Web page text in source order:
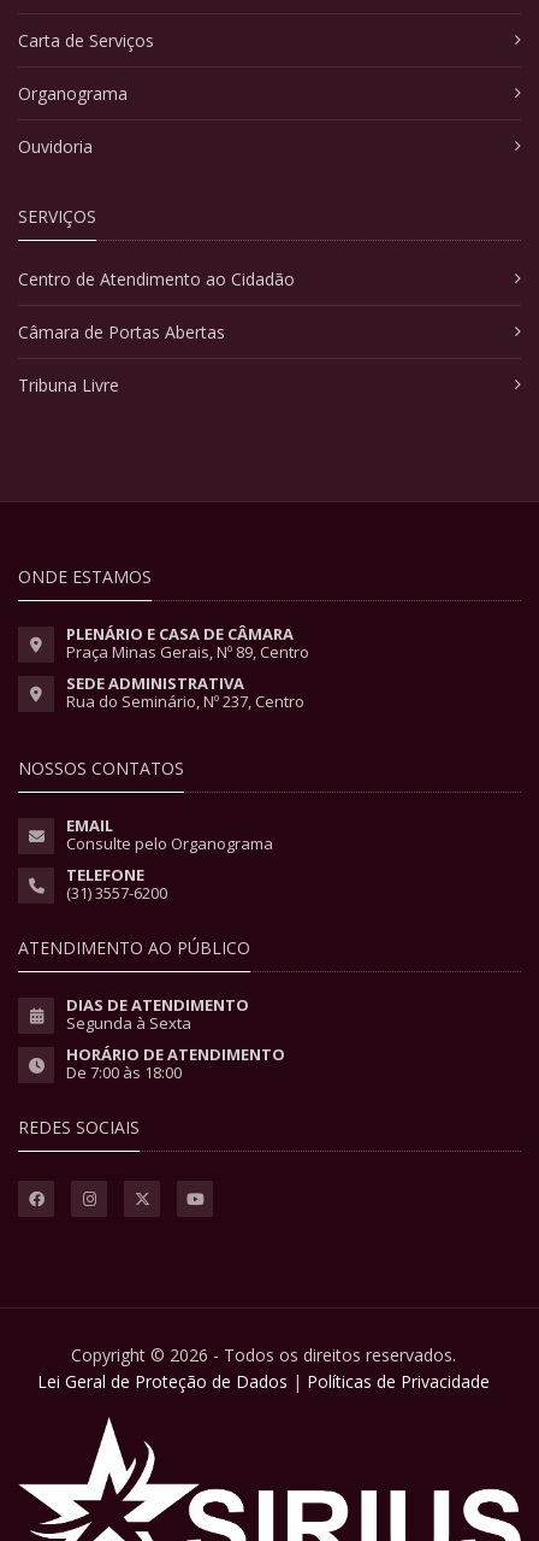
Carta de Serviços
Organograma
Ouvidoria
SERVIÇOS
Centro de Atendimento ao Cidadão
Câmara de Portas Abertas
Tribuna Livre
ONDE ESTAMOS
PLENÁRIO E CASA DE CÂMARA
Praça Minas Gerais, Nº 89, Centro
SEDE ADMINISTRATIVA
Rua do Seminário, Nº 237, Centro
NOSSOS CONTATOS
EMAIL
Consulte pelo Organograma
TELEFONE
(31) 3557-6200
ATENDIMENTO AO PÚBLICO
DIAS DE ATENDIMENTO
Segunda à Sexta
HORÁRIO DE ATENDIMENTO
De 7:00 às 18:00
REDES SOCIAIS
Copyright © 2026 - Todos os direitos reservados.
Lei Geral de Proteção de Dados | Políticas de Privacidade